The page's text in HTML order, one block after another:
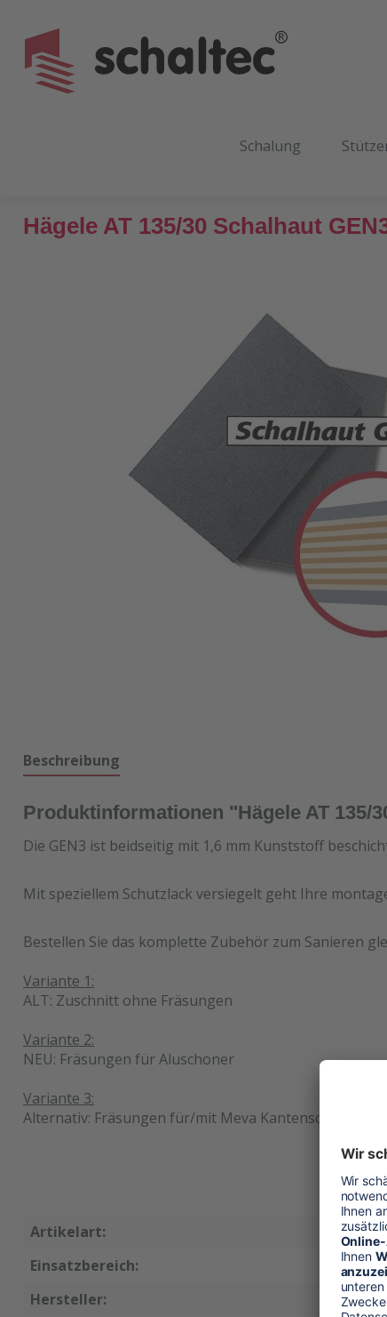
Schalung
Hägele AT 135/30 Schalhaut
Beschreibung
Produktinformationen "Hägele AT 135/
Die GEN3 ist beidseitig mit 1,6 mm Kunststoff
Mit speziellem Schutzlack versiegelt geht Ihre
Bestellen Sie das komplette Zubehör zum Sanieren
Variante 1:
ALT: Zuschnitt ohne Fräsungen
Variante 2:
NEU: Fräsungen für Aluschoner
Variante 3:
Alternativ: Fräsungen für/mit Meva Kantenschutz
Artikelart:
Einsatzbereich:
Hersteller:
Hägele